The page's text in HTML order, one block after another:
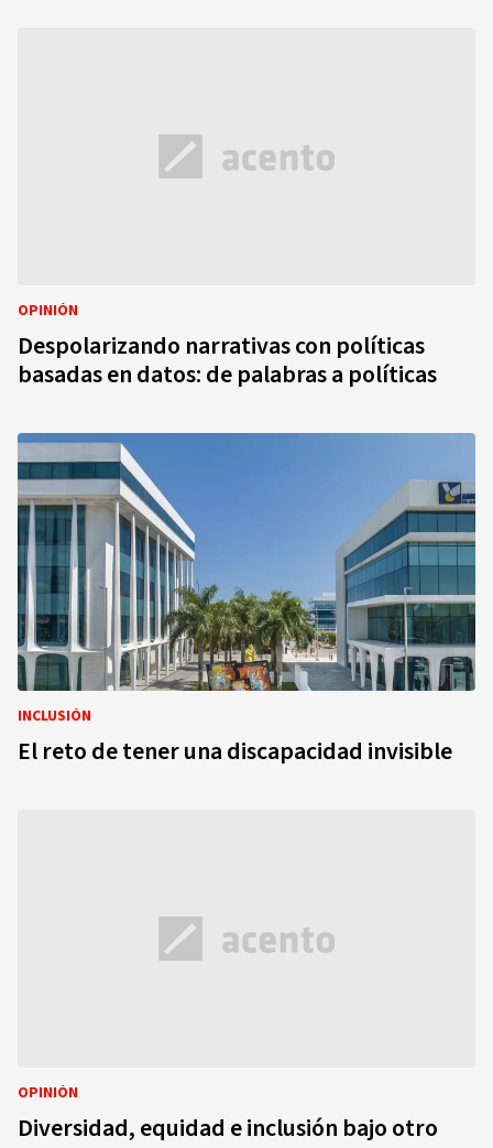
OPINIÓN
Despolarizando narrativas con políticas
basadas en datos: de palabras a políticas
INCLUSIÓN
El reto de tener una discapacidad invisible
OPINIÓN
Diversidad, equidad e inclusión bajo otro